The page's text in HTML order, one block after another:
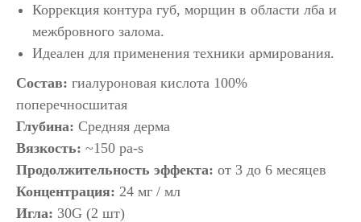
Коррекция контура губ, морщин в области лба и
межбровного залома.
Идеален для применения техники армирования.
Состав: гиалуроновая кислота 100%
поперечносшитая
Глубина: Средняя дерма
Вязкость: ~150 pa-s
Продолжительность эффекта: от 3 до 6 месяцев
Концентрация: 24 мг / мл
Игла: 30G (2 шт)